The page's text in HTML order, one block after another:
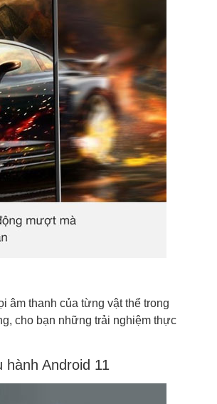
âm thanh của từng vật thể trong
cho bạn những trải nghiệm thực
Android 11